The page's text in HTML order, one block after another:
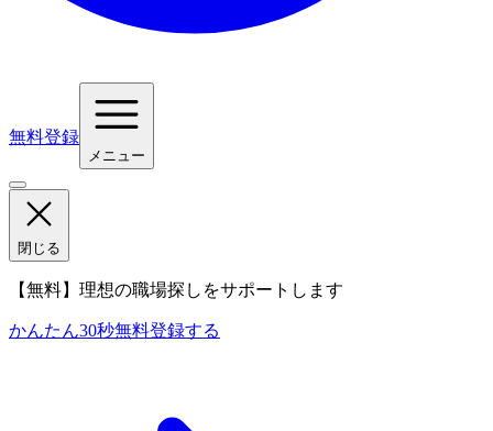
無料登録
メニュー
閉じる
【無料】理想の職場探しをサポートします
かんたん30秒無料登録する